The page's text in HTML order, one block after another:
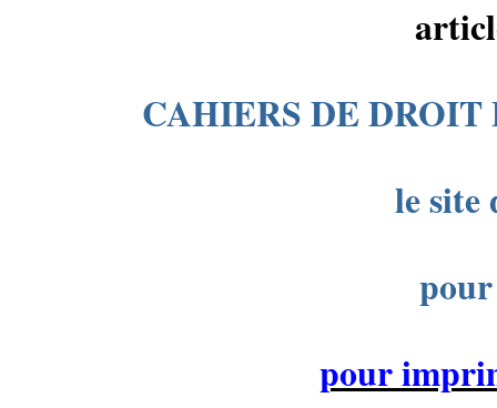
CAHIERS DE DROIT
le site
pour